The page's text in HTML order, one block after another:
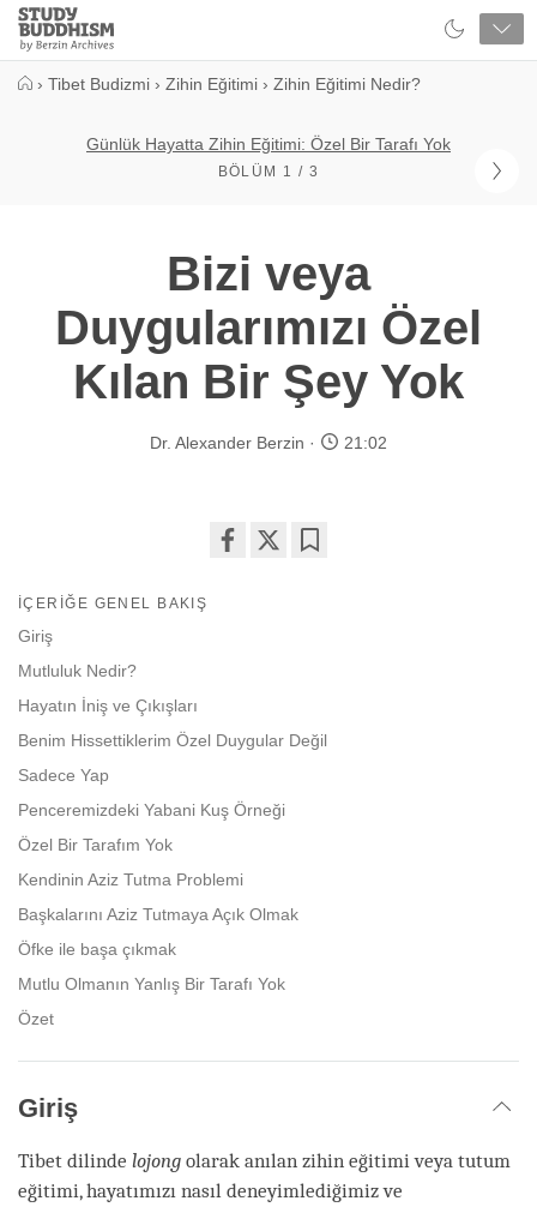
Close
Study
Buddhism
› Tibet Budizmi › Zihin Eğitimi › Zihin Eğitimi Nedir?
Günlük Hayatta Zihin Eğitimi: Özel Bir Tarafı Yok
BÖLÜM 1 / 3
Bizi veya
Duygularımızı Özel
Kılan Bir Şey Yok
Dr. Alexander Berzin 21:02
İÇERIĞE GENEL BAKIŞ
Giriş
Mutluluk Nedir?
Hayatın İniş ve Çıkışları
Benim Hissettiklerim Özel Duygular Değil
Sadece Yap
Penceremizdeki Yabani Kuş Örneği
Özel Bir Tarafım Yok
Kendinin Aziz Tutma Problemi
Başkalarını Aziz Tutmaya Açık Olmak
Öfke ile başa çıkmak
Mutlu Olmanın Yanlış Bir Tarafı Yok
Özet
Giriş
Tibet dilinde lojong olarak anılan zihin eğitimi veya tutum
eğitimi, hayatımızı nasıl deneyimlediğimiz ve